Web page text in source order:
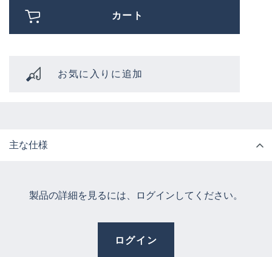
カート
お気に入りに追加
主な仕様
製品の詳細を見るには、ログインしてください。
ログイン